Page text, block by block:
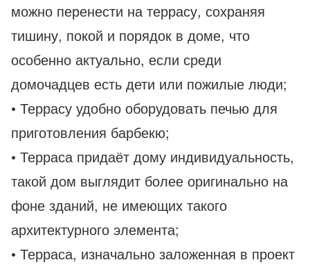
можно перенести на террасу, сохраняя
тишину, покой и порядок в доме, что
особенно актуально, если среди
домочадцев есть дети или пожилые люди;
• Террасу удобно оборудовать печью для
приготовления барбекю;
• Терраса придаёт дому индивидуальность,
такой дом выглядит более оригинально на
фоне зданий, не имеющих такого
архитектурного элемента;
• Терраса, изначально заложенная в проект